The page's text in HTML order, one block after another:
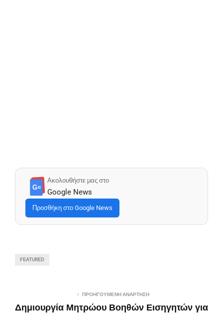
G≡
Ακολουθήστε μας στο
Google News
Προσθήκη στο Google News
FEATURED
ΠΡΟΗΓΟΎΜΕΝΗ ΑΝΆΡΤΗΣΗ
Δημιουργία Μητρώου Βοηθών Εισηγητών για